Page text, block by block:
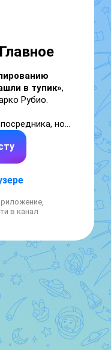
в тупик»
Рубио.
но
Мы все еще
она может
время и
в качестве
обе
мы
заключил он.
в канал